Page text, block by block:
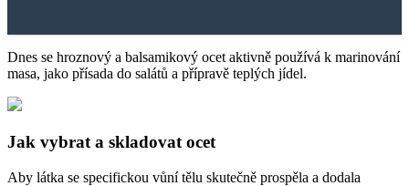
Dnes se hroznový a balsamikový ocet aktivně používá k marinování
masa, jako přísada do salátů a přípravě teplých jídel.
Jak vybrat a skladovat ocet
Aby látka se specifickou vůní tělu skutečně prospěla a dodala